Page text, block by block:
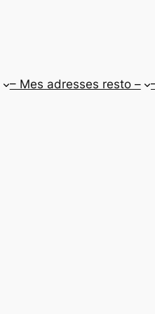
– Mes adresses resto –